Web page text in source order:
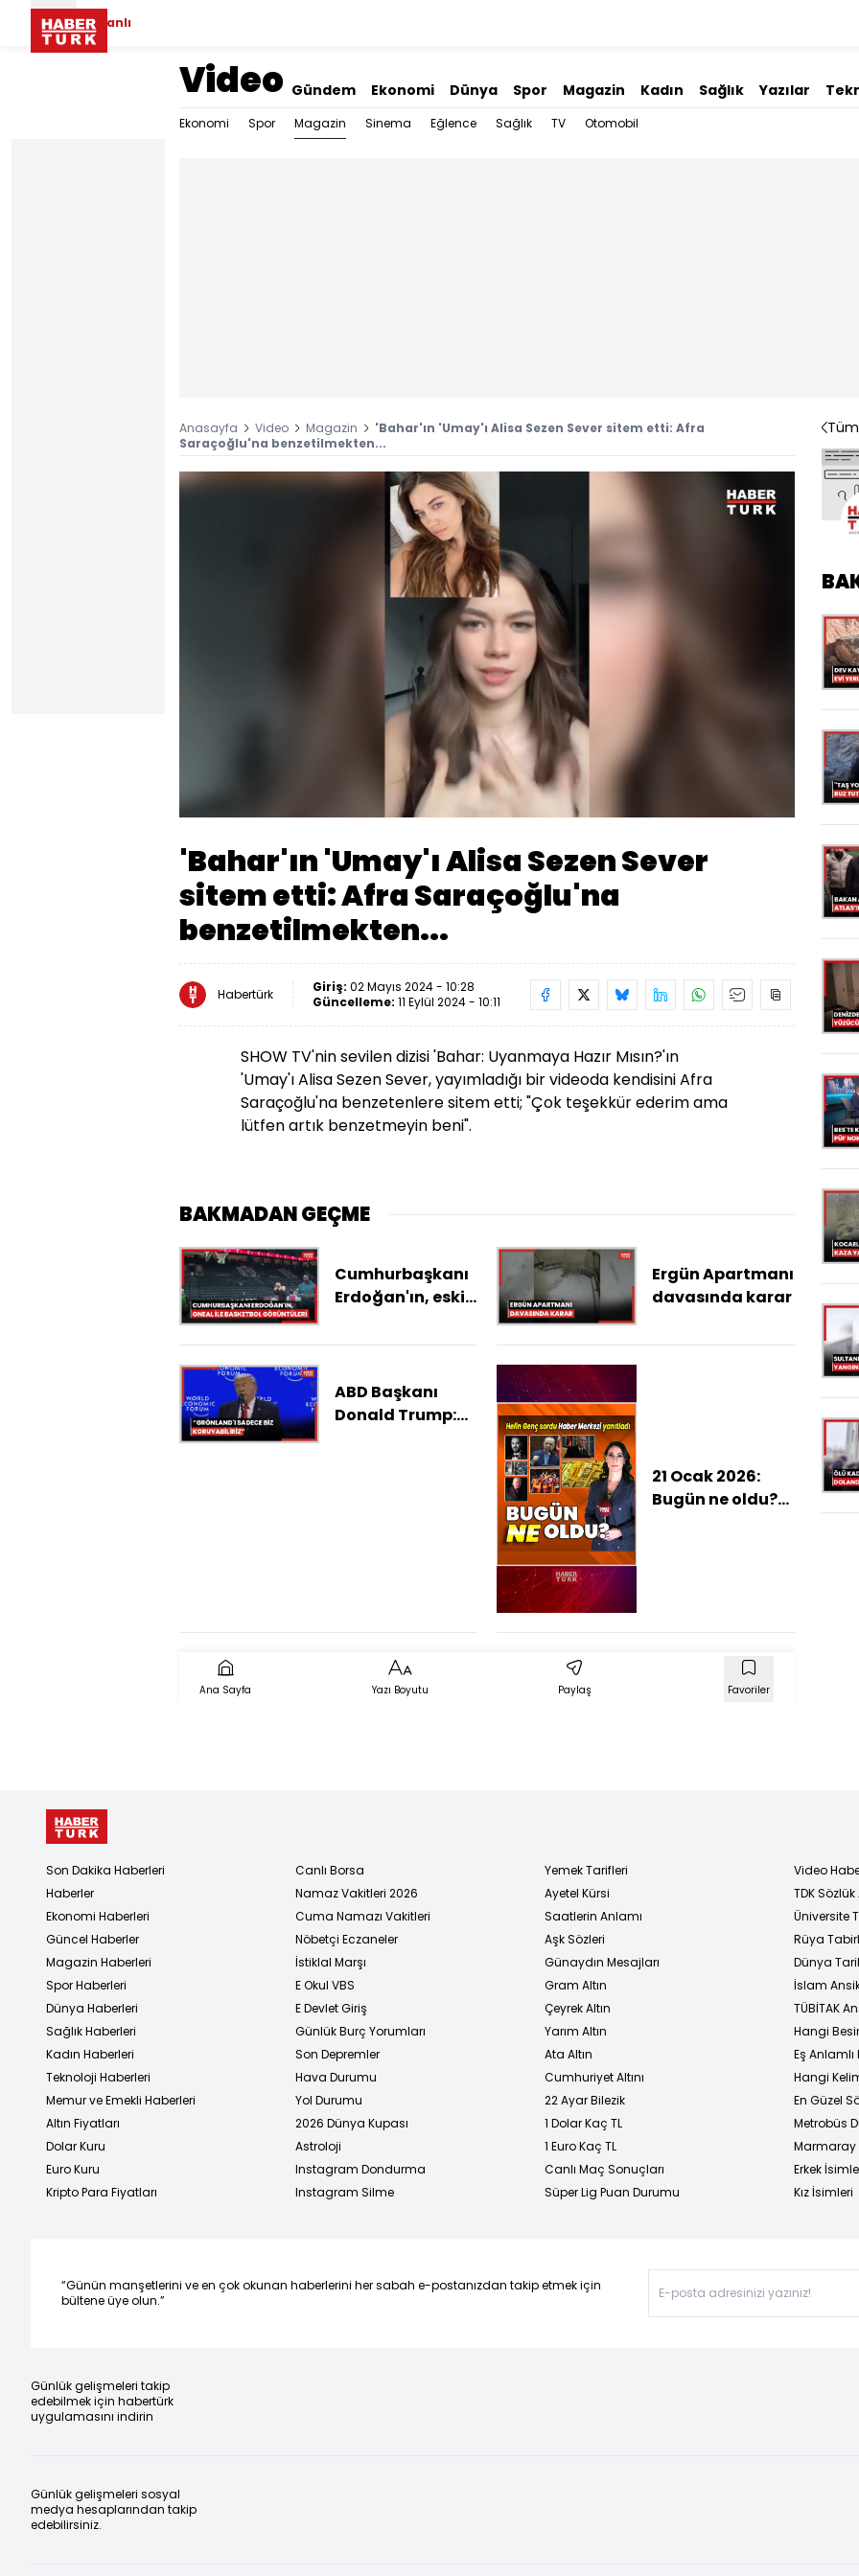
Canlı
Video Gündem Ekonomi Dünya Spor Magazin Kadın Sağlık Yazılar
Ekonomi Spor Magazin Sinema Eğlence Sağlık TV Otomobil
Anasayfa Video Magazin
'Bahar'ın 'Umay'ı Alisa Sezen Sever sitem etti: Afra
Saraçoğlu'na benzetilmekten...
Yüklendi
100.00%
'Bahar'ın 'Umay'ı Alisa Sezen Sever
sitem etti: Afra Saraçoğlu'na
benzetilmekten...
Habertürk Giriş: 02 Mayıs 2024 - 10:28
Güncelleme: 11 Eylül 2024 - 10:11
SHOW TV'nin sevilen dizisi 'Bahar: Uyanmaya Hazır Mısın?'ın
'Umay'ı Alisa Sezen Sever, yayımladığı bir videoda kendisini Afra
Saraçoğlu'na benzetenlere sitem etti; "Çok teşekkür ederim ama
lütfen artık benzetmeyin beni".
BAKMADAN GEÇME
Cumhurbaşkanı
Erdoğan'ın, eski
Shaquille ONeal
görüntüleri
paylaşıldı
Ergün Apartmanı
davasında karar
ABD Başkanı
Donald Trump:
21 Ocak 2026:
Bugün ne oldu?
Ana Sayfa Yazı Boyutu Paylaş Favoriler
Son Dakika Haberleri
Haberler
Ekonomi Haberleri
Güncel Haberler
Magazin Haberleri
Spor Haberleri
Dünya Haberleri
Sağlık Haberleri
Kadın Haberleri
Teknoloji Haberleri
Memur ve Emekli Haberleri
Altın Fiyatları
Dolar Kuru
Euro Kuru
Kripto Para Fiyatları
Canlı Borsa
Namaz Vakitleri 2026
Cuma Namazı Vakitleri
Nöbetçi Eczaneler
İstiklal Marşı
E Okul VBS
E Devlet Giriş
Günlük Burç Yorumları
Son Depremler
Hava Durumu
Yol Durumu
2026 Dünya Kupası
Astroloji
Instagram Dondurma
Instagram Silme
Yemek Tarifleri
Ayetel Kürsi
Saatlerin Anlamı
Aşk Sözleri
Günaydın Mesajları
Gram Altın
Çeyrek Altın
Yarım Altın
Ata Altın
Cumhuriyet Altını
22 Ayar Bilezik
1 Dolar Kaç TL
1 Euro Kaç TL
Canlı Maç Sonuçları
Süper Lig Puan Durumu
Video
TDK
Üniversite
Rüya
Dünya
İslam
TÜBİTAK
Hangi
Eş
Hangi
En Güzel
Metrobüs
Marmaray
Erkek
Kız İsimleri
“Günün manşetlerini ve en çok okunan haberlerini her sabah e-postanızdan takip etmek için
bültene üye olun.”
Günlük gelişmeleri takip
edebilmek için habertürk
uygulamasını indirin
Günlük gelişmeleri sosyal
medya hesaplarından takip
edebilirsiniz.